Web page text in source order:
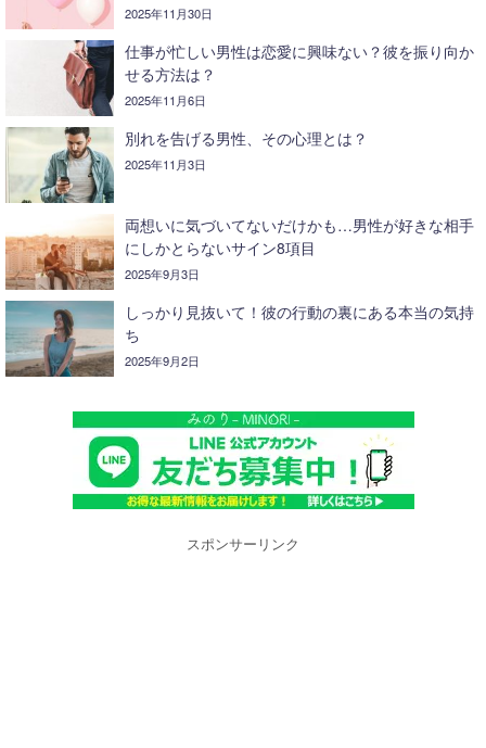
2025年11月30日
仕事が忙しい男性は恋愛に興味ない？彼を振り向か
せる方法は？
2025年11月6日
別れを告げる男性、その心理とは？
2025年11月3日
両想いに気づいてないだけかも…男性が好きな相手
にしかとらないサイン8項目
2025年9月3日
しっかり見抜いて！彼の行動の裏にある本当の気持
ち
2025年9月2日
スポンサーリンク